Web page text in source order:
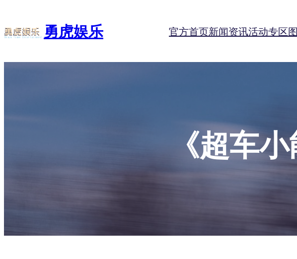
内
勇虎娱乐 官方首页新闻资讯活动专区
《超车